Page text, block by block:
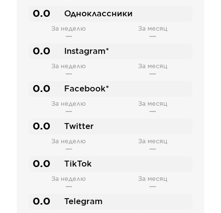
0.0 Одноклассники
За неделю
—
За месяц
—
0.0 Instagram*
За неделю
—
За месяц
—
0.0 Facebook*
За неделю
—
За месяц
—
0.0 Twitter
За неделю
—
За месяц
—
0.0 TikTok
За неделю
—
За месяц
—
0.0 Telegram